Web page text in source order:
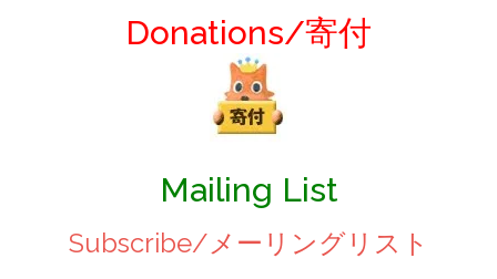
Donations/寄付
Mailing List
Subscribe/メーリングリスト